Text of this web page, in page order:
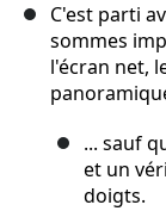
C'est parti
sommes
l'écran net,
... sauf
et un
doigts.